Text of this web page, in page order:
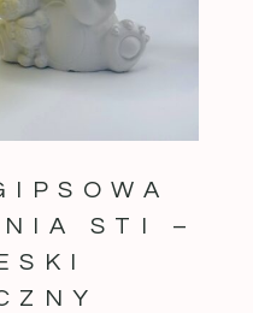
STI –